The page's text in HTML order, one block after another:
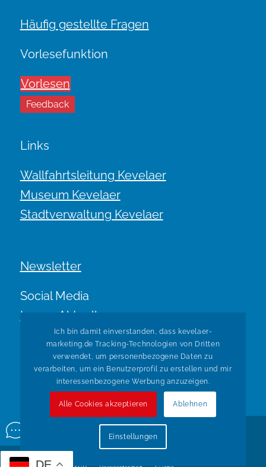
Häufig gestellte Fragen
Vorlesefunktion
Vorlesen
Feedback
Links
Wallfahrtsleitung Kevelaer
Museum Kevelaer
Stadtverwaltung Kevelaer
Newsletter
Social Media
Immer Aktuell.
© Copyright Kevelaer Marketing. Realisiert durch
Ich bin damit einverstanden, dass kevelaer-
marketing.de Tracking-Technologien von Dritten
verwendet, um personenbezogene Daten zu
verarbeiten, um ein Benutzerprofil zu erstellen und mir
interessenbezogene Werbung anzuzeigen.
Alle Cookies akzeptieren Ablehnen
Einstellungen